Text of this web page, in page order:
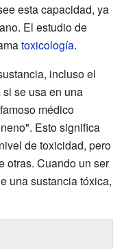
esta capacidad, ya
El estudio de
toxicología.
incluso el
se usa en una
médico
Esto significa
de toxicidad, pero
otras. Cuando un ser
una sustancia tóxica,